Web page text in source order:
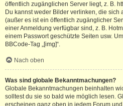
öffentlich zugänglichen Server liegt, z. B.
Du kannst weder Bilder verlinken, die
(außer es ist ein öffentlich zugänglicher
einer Anmeldung verfügbar sind, z. B.
einem Passwort geschützte Seiten usw.
BBCode-Tag „[img]“.
Nach oben
Was sind globale Bekanntmachungen?
Globale Bekanntmachungen beinhalten
solltest du sie so bald wie möglich lesen.
erscheinen ganz oben in jedem Forum